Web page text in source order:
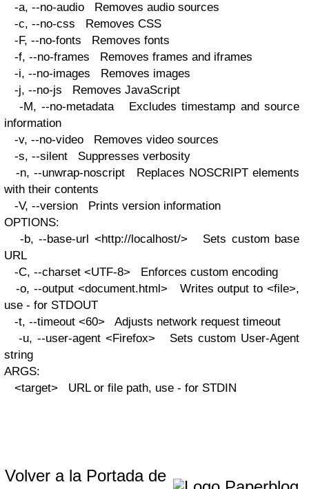
-a, --no-audio Removes audio sources
-c, --no-css Removes CSS
-F, --no-fonts Removes fonts
-f, --no-frames Removes frames and iframes
-i, --no-images Removes images
-j, --no-js Removes JavaScript
-M, --no-metadata Excludes timestamp and source
information
-v, --no-video Removes video sources
-s, --silent Suppresses verbosity
-n, --unwrap-noscript Replaces NOSCRIPT elements
with their contents
-V, --version Prints version information
OPTIONS:
-b, --base-url <http://localhost/> Sets custom base
URL
-C, --charset <UTF-8> Enforces custom encoding
-o, --output <document.html> Writes output to <file>,
use - for STDOUT
-t, --timeout <60> Adjusts network request timeout
-u, --user-agent <Firefox> Sets custom User-Agent
string
ARGS:
<target> URL or file path, use - for STDIN
Volver a la Portada de